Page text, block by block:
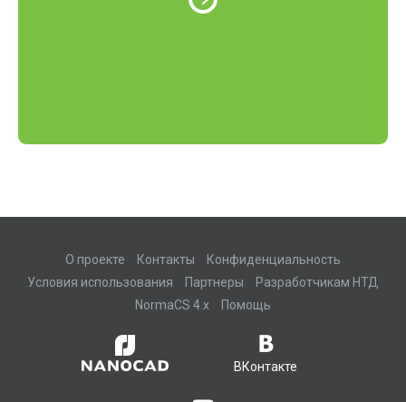
О проекте Контакты
Конфиденциальность
Условия использования
Партнеры
Разработчикам НТД
NormaCS 4.x
Помощь
ВКонтакте